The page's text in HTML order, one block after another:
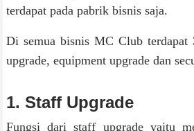
terdapat pada pabrik bisnis saja.
Di semua bisnis MC Club terdapat
upgrade, equipment upgrade dan
1. Staff Upgrade
Fungsi dari staff upgrade yaitu